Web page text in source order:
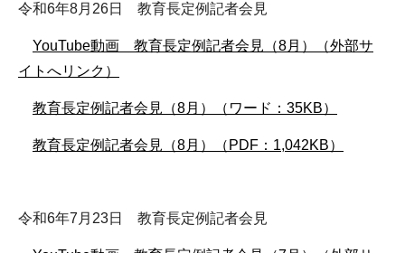
令和6年8月26日 教育長定例記者会見
YouTube動画 教育長定例記者会見（8月）（外部サ
イトへリンク）
教育長定例記者会見（8月）（ワード：35KB）
教育長定例記者会見（8月）（PDF：1,042KB）
令和6年7月23日 教育長定例記者会見